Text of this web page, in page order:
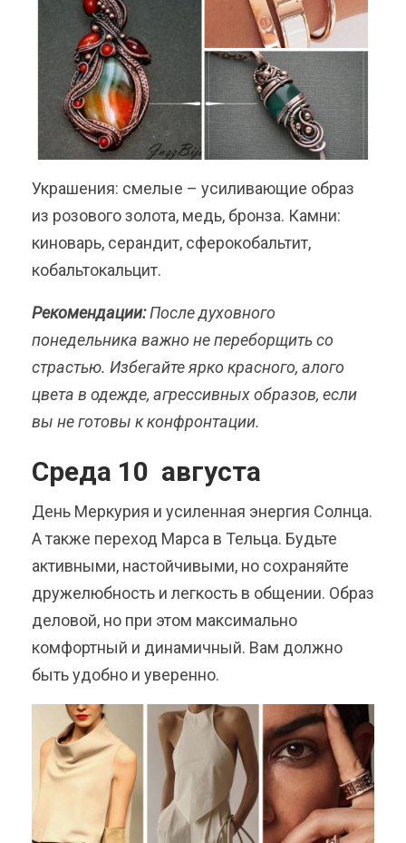
Украшения: смелые – усиливающие образ
из розового золота, медь, бронза. Камни:
киноварь, серандит, сферокобальтит,
кобальтокальцит.
Рекомендации:После духовного
понедельника важно не переборщить со
страстью. Избегайте ярко красного, алого
цвета в одежде, агрессивных образов, если
вы не готовы к конфронтации.
Среда 10 августа
День Меркурия и усиленная энергия Солнца.
А также переход Марса в Тельца. Будьте
активными, настойчивыми, но сохраняйте
дружелюбность и легкость в общении. Образ
деловой, но при этом максимально
комфортный и динамичный. Вам должно
быть удобно и уверенно.